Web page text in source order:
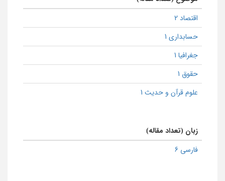
اقتصاد 2
حسابداری 1
جغرافیا 1
حقوق 1
علوم قرآن و حدیث 1
زبان (تعداد مقاله)
فارسی 6